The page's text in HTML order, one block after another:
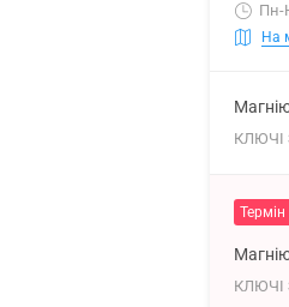
Пн-
На
КЛЮЧІ
КЛЮЧІ